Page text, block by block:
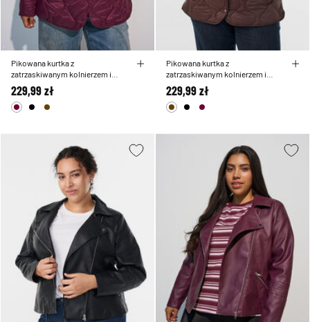
Pikowana kurtka z
zatrzaskiwanym kolnierzem i
okraglym dekoltem
229,99 zł
Pikowana kurtka z
zatrzaskiwanym kolnierzem i
okraglym dekoltem
229,99 zł